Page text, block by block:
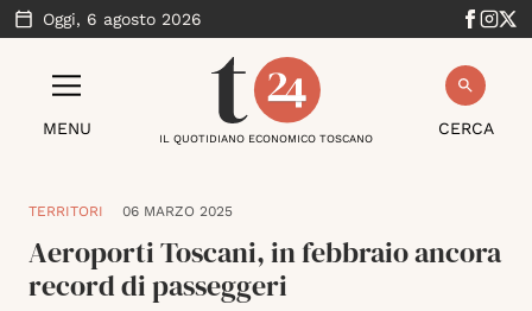
Oggi, 6 agosto 2026
MENU CERCA
IL QUOTIDIANO ECONOMICO TOSCANO
TERRITORI 06 MARZO 2025
Aeroporti Toscani, in febbraio ancora
record di passeggeri